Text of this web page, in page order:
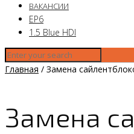
ВАКАНСИИ
EP6
1.5 Blue HDI
Главная / Замена
Замена